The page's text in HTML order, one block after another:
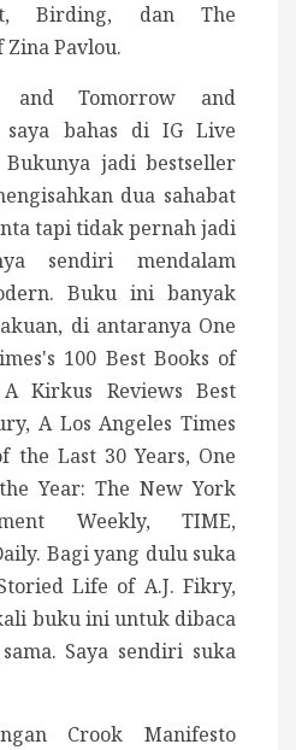
Birding, dan The
Zina Pavlou.
and Tomorrow and
bahas di IG Live
jadi bestseller
dua sahabat
tapi tidak pernah jadi
sendiri mendalam
Buku ini banyak
di antaranya One
100 Best Books of
Kirkus Reviews Best
A Los Angeles Times
the Last 30 Years, One
Year: The New York
Weekly, TIME,
Bagi yang dulu suka
Life of A.J. Fikry,
buku ini untuk dibaca
Saya sendiri suka
Crook Manifesto